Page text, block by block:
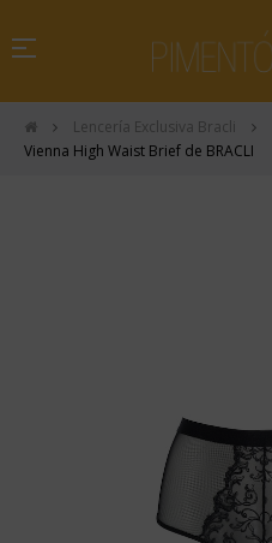
Navegación
palanca
☰
Lencería Exclusiva Bracli
Vienna High Waist Brief de BRACLI